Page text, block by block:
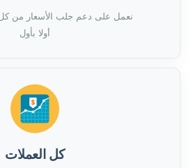
نعمل على دعم جلب الأسعار من كل
أولا بأول
كل العملات